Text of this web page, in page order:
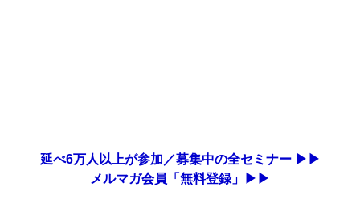
延べ6万人以上が参加／募集中の全セミナー ▶▶
メルマガ会員「無料登録」▶▶